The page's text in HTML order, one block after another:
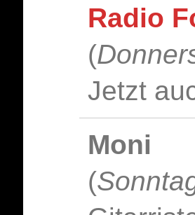
Radio
(
Jetzt
Moni
(